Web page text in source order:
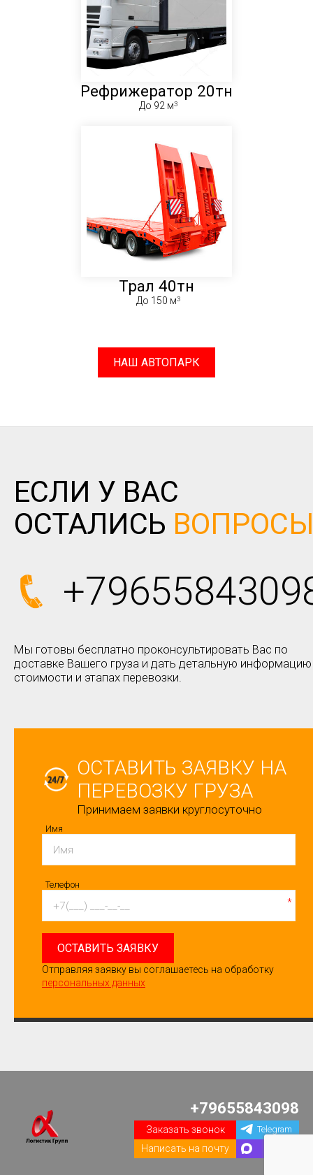
Рефрижератор 20тн
До 92 м
Трал 40тн
До 150 м
НАШ АВТОПАРК
ЕСЛИ У ВАС
ОСТАЛИСЬ
Мы готовы бесплатно проконсультировать Вас по
доставке Вашего груза и дать детальную
стоимости и этапах перевозки.
ОСТАВИТЬ ЗАЯВКУ НА
ПЕРЕВОЗКУ ГРУЗА
Принимаем заявки круглосуточно
Имя
Телефон
*
ОСТАВИТЬ ЗАЯВКУ
Отправляя заявку вы соглашаетесь на обработку
персональных данных
+79655843098
Заказать звонок
Написать на почту
Telegram